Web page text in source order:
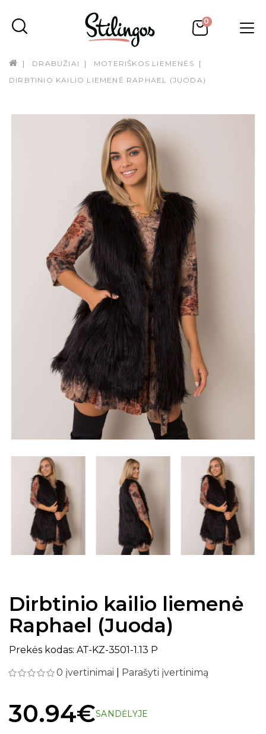
0
DRABUŽIAI
MOTERIŠKOS LIEMENĖS
DIRBTINIO KAILIO LIEMENĖ RAPHAEL (JUODA)
Dirbtinio kailio liemenė
Raphael (Juoda)
Prekės kodas: AT-KZ-3501-1.13 P
0 įvertinimai
Parašyti įvertinimą
30.94€SANDĖLYJE